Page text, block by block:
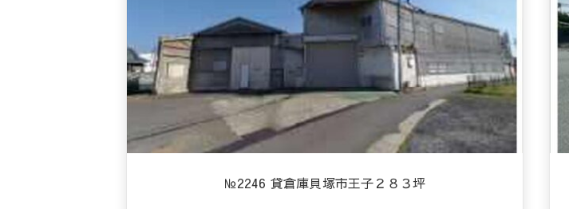
№2246 貸倉庫貝塚市王子２８３坪